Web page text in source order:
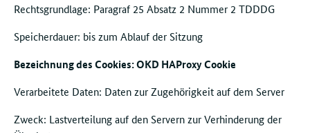
Rechtsgrundlage: Paragraf 25 Absatz 2 Nummer 2 TDDDG
Speicherdauer: bis zum Ablauf der Sitzung
Bezeichnung des Cookies: OKD HAProxy Cookie
Verarbeitete Daten: Daten zur Zugehörigkeit auf dem Server
Zweck: Lastverteilung auf den Servern zur Verhinderung der